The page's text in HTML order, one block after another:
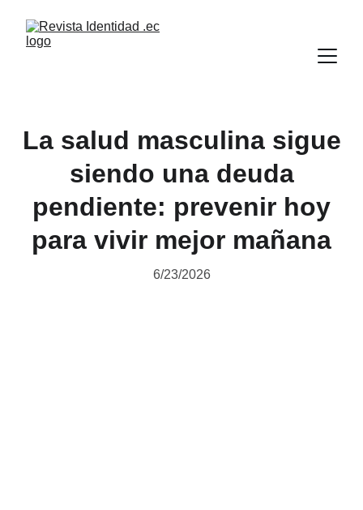
La salud masculina sigue
siendo una deuda
pendiente: prevenir hoy
para vivir mejor mañana
6/23/2026